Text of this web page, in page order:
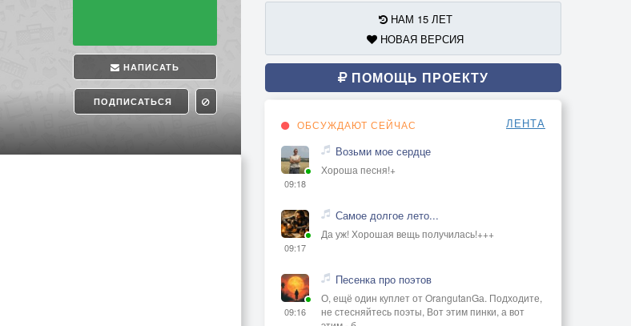
НАПИСАТЬ
ПОДПИСАТЬСЯ
НАМ 15 ЛЕТ
НОВАЯ ВЕРСИЯ
ПОМОЩЬ ПРОЕКТУ
ОБСУЖДАЮТ СЕЙЧАС ЛЕНТА
09:18
Возьми мое сердце
Хороша песня!+
09:17
Самое долгое лето...
Да уж! Хорошая вещь получилась!+++
09:16
Песенка про поэтов
О, ещё один куплет от OrangutanGа. Подходите,
не стесняйтесь поэты, Вот этим пинки, а вот